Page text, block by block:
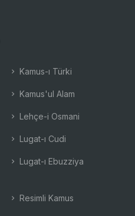
Kamus-ı Türki
Kamus'ul Alam
Lehçe-i Osmani
Lugat-ı Cudi
Lugat-ı Ebuzziya
Resimli Kamus